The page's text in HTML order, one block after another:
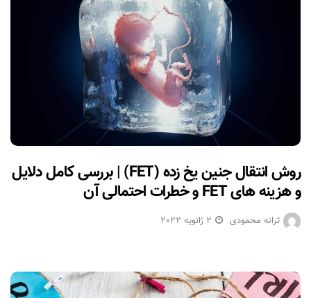
روش انتقال جنین یخ زده (FET) | بررسی کامل دلایل
و هزینه های FET و خطرات احتمالی آن
ترانه محمودی 2 ژانویه 2022